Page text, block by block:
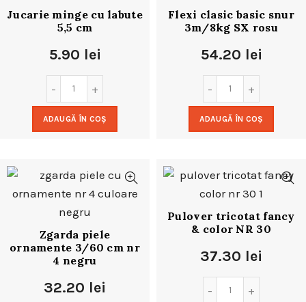
Jucarie minge cu labute
5,5 cm
5.90 lei
ADAUGĂ ÎN COȘ
Flexi clasic basic snur
3m/8kg SX rosu
54.20 lei
ADAUGĂ ÎN COȘ
Zgarda piele
ornamente 3/60 cm nr
4 negru
32.20 lei
Pulover tricotat fancy
& color NR 30
37.30 lei